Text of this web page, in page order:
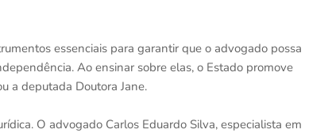
essenciais para garantir que o advogado possa
Ao ensinar sobre elas, o Estado promove
a deputada Doutora Jane.
O advogado Carlos Eduardo Silva, especialista em